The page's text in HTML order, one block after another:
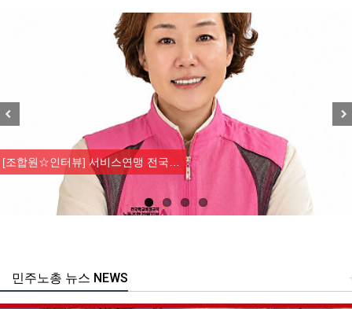
[조합원☆인터뷰] 서비스연맹 전국…
주노총 뉴스 NEWS